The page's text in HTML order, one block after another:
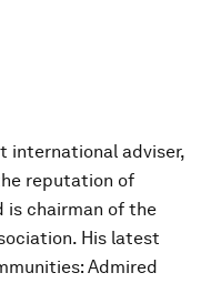
international adviser,
reputation of
is chairman of the
His latest
Admired